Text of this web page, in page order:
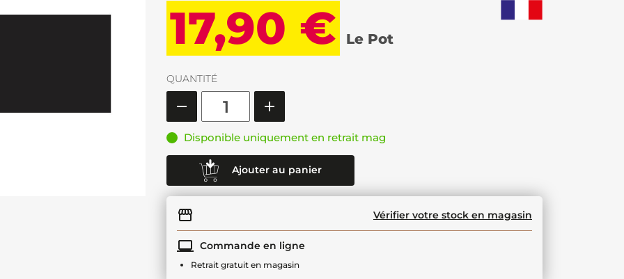
17,90 € Le Pot
QUANTITÉ
Disponible uniquement en retrait mag
Ajouter au panier
Vérifier votre stock en magasin
Commande en ligne
Retrait gratuit en magasin